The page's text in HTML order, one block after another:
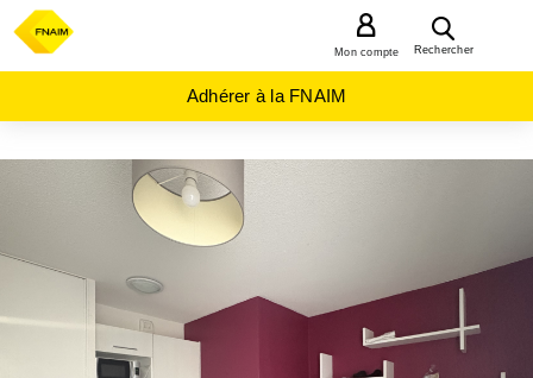
Rechercher
Mon compte
Adhérer à la FNAIM
ALPES
DOME
CLERMONT